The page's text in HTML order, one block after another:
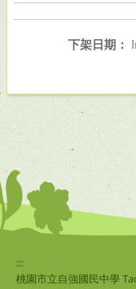
下架日期：
:::
桃園市立自強國民中學